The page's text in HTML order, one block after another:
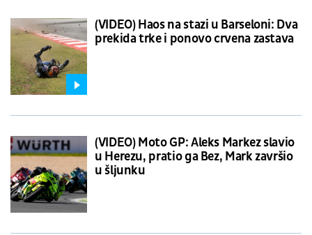
(VIDEO) Haos na stazi u Barseloni: Dva
prekida trke i ponovo crvena zastava
(VIDEO) Moto GP: Aleks Markez slavio
u Herezu, pratio ga Bez, Mark završio
u šljunku